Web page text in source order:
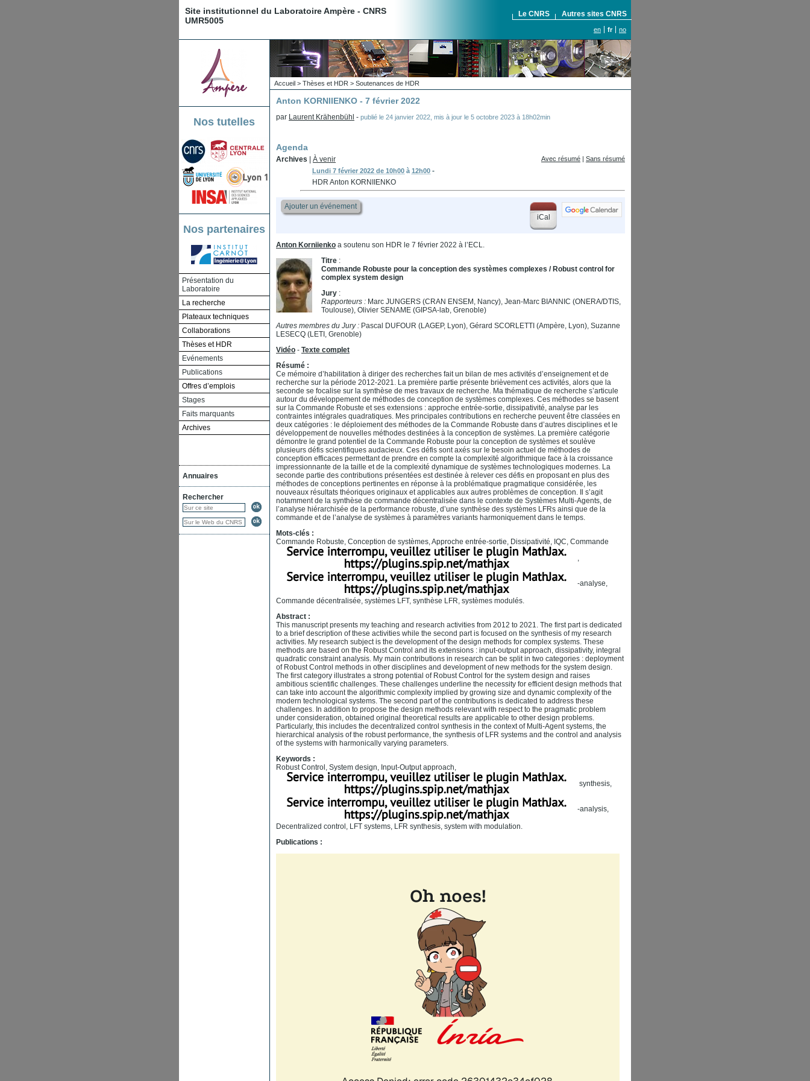
Site institutionnel du Laboratoire Ampère - CNRS
UMR5005
Le CNRS Autres sites CNRS
en fr no
Nos tutelles
Nos partenaires
Présentation du
Laboratoire
La recherche
Plateaux techniques
Collaborations
Thèses et HDR
Evénements
Publications
Offres d’emplois
Stages
Faits marquants
Archives
Annuaires
Rechercher
Accueil > Thèses et HDR > Soutenances de HDR
Anton KORNIIENKO - 7 février 2022
par Laurent Krähenbühl - publié le 24 janvier 2022 mis à jour le 5 octobre 2023 à 18h02min
Agenda
Avec résumé | Sans résumé
Archives À venir
Lundi 7 février 2022 de 10h00 à 12h00 -
HDR Anton KORNIIENKO
Ajouter un événement
iCal
Anton Korniienko a soutenu son HDR le 7 février 2022 à l’ECL.
Titre :
Commande Robuste pour la conception des systèmes complexes / Robust control for
complex system design
Jury :
Rapporteurs : Marc JUNGERS (CRAN ENSEM, Nancy), Jean-Marc BIANNIC (ONERA/DTIS,
Toulouse), Olivier SENAME (GIPSA-lab, Grenoble)
Autres membres du Jury : Pascal DUFOUR (LAGEP, Lyon), Gérard SCORLETTI (Ampère, Lyon), Suzanne
LESECQ (LETI, Grenoble)
Vidéo - Texte complet
Résumé :
Ce mémoire d’habilitation à diriger des recherches fait un bilan de mes activités d’enseignement et de
recherche sur la période 2012-2021. La première partie présente brièvement ces activités, alors que la
seconde se focalise sur la synthèse de mes travaux de recherche. Ma thématique de recherche s’articule
autour du développement de méthodes de conception de systèmes complexes. Ces méthodes se basent
sur la Commande Robuste et ses extensions : approche entrée-sortie, dissipativité, analyse par les
contraintes intégrales quadratiques. Mes principales contributions en recherche peuvent être classées en
deux catégories : le déploiement des méthodes de la Commande Robuste dans d’autres disciplines et le
développement de nouvelles méthodes destinées à la conception de systèmes. La première catégorie
démontre le grand potentiel de la Commande Robuste pour la conception de systèmes et soulève
plusieurs défis scientifiques audacieux. Ces défis sont axés sur le besoin actuel de méthodes de
conception efficaces permettant de prendre en compte la complexité algorithmique face à la croissance
impressionnante de la taille et de la complexité dynamique de systèmes technologiques modernes. La
seconde partie des contributions présentées est destinée à relever ces défis en proposant en plus des
méthodes de conceptions pertinentes en réponse à la problématique pragmatique considérée, les
nouveaux résultats théoriques originaux et applicables aux autres problèmes de conception. Il s’agit
notamment de la synthèse de commande décentralisée dans le contexte de Systèmes Multi-Agents, de
l’analyse hiérarchisée de la performance robuste, d’une synthèse des systèmes LFRs ainsi que de la
commande et de l’analyse de systèmes à paramètres variants harmoniquement dans le temps.
Mots-clés :
Commande Robuste, Conception de systèmes, Approche entrée-sortie, Dissipativité, IQC, Commande
,
-analyse,
Commande décentralisée, systèmes LFT, synthèse LFR, systèmes modulés.
Abstract :
This manuscript presents my teaching and research activities from 2012 to 2021. The first part is dedicated
to a brief description of these activities while the second part is focused on the synthesis of my research
activities. My research subject is the development of the design methods for complex systems. These
methods are based on the Robust Control and its extensions : input-output approach, dissipativity, integral
quadratic constraint analysis. My main contributions in research can be split in two categories : deployment
of Robust Control methods in other disciplines and development of new methods for the system design.
The first category illustrates a strong potential of Robust Control for the system design and raises
ambitious scientific challenges. These challenges underline the necessity for efficient design methods that
can take into account the algorithmic complexity implied by growing size and dynamic complexity of the
modern technological systems. The second part of the contributions is dedicated to address these
challenges. In addition to propose the design methods relevant with respect to the pragmatic problem
under consideration, obtained original theoretical results are applicable to other design problems.
Particularly, this includes the decentralized control synthesis in the context of Multi-Agent systems, the
hierarchical analysis of the robust performance, the synthesis of LFR systems and the control and analysis
of the systems with harmonically varying parameters.
Keywords :
Robust Control, System design, Input-Output approach,
synthesis,
-analysis,
Decentralized control, LFT systems, LFR synthesis, system with modulation.
Publications :